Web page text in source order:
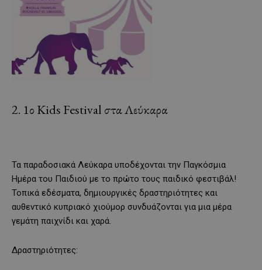
2. 1ο Kids Festival στα Λεύκαρα
Τα παραδοσιακά Λεύκαρα υποδέχονται την Παγκόσμια
Ημέρα του Παιδιού με το πρώτο τους παιδικό φεστιβάλ!
Τοπικά εδέσματα, δημιουργικές δραστηριότητες και
αυθεντικό κυπριακό χιούμορ συνδυάζονται για μια μέρα
γεμάτη παιχνίδι και χαρά.
Δραστηριότητες: